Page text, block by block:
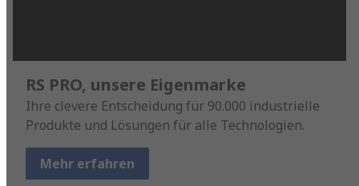
RS PRO, unsere Eigenmarke
Ihre clevere Entscheidung für 90.000 industrielle
Produkte und Lösungen für alle Technologien.
Mehr erfahren